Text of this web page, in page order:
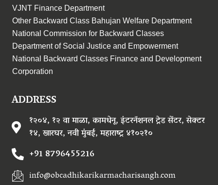
VJNT Finance Department
Other Backward Class Bahujan Welfare Department
National Commission for Backward Classes
Department of Social Justice and Empowerment
National Backward Classes Finance and Development
Corporation
ADDRESS
१२०४, १२ वा माळा, कामधेनू, इंटरनॅशनल ट्रेड सेंटर, सेक्टर
१४, खारघर, नवी मुंबई, महाराष्ट्र ४१०२१०
+91 8796455216
info@obcadhikarikarmacharisangh.com